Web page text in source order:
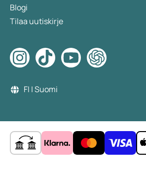
Blogi
Tilaa uutiskirje
FI | Suomi